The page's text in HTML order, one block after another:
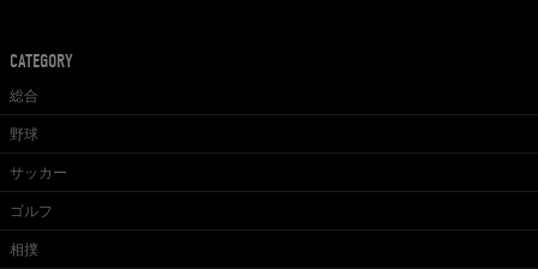
CATEGORY
総合
野球
サッカー
ゴルフ
相撲